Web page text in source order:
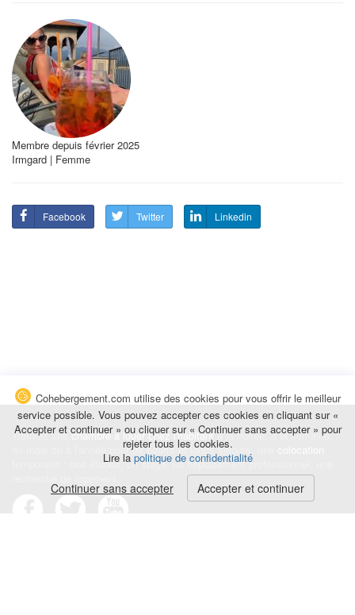
Membre depuis février 2025
Irmgard | Femme
Facebook Twitter Linkedin
Trouvez unechambre à louer chez l'habitantà la nuitée, à la semaine,
au mois ou à l'année pour de courts et longs séjours, une
temporaire : des études, un stage, un déplacement professionnel, une
Cohebergement.com utilise des cookies pour vous offrir le meilleur
service possible. Vous pouvez accepter ces cookies en cliquant sur «
Accepter et continuer » ou cliquer sur « Continuer sans accepter » pour
rejeter tous les cookies.
Lire la politique de confidentialité
Continuer sans accepter Accepter et continuer